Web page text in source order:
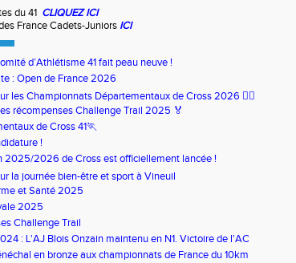
du 41 CLIQUEZ ICI
France Cadets-Juniors ICI
d’Athlétisme 41 fait peau neuve !
: Open de France 2026
les Championnats Départementaux de Cross 2026 🏃‍♀️
récompenses Challenge Trail 2025 🏅
de Cross 41🏃
!
2025/2026 de Cross est officiellement lancée !
la journée bien-être et sport à Vineuil
et Santé 2025
2025
Challenge Trail
: L'AJ Blois Onzain maintenu en N1. Victoire de l'AC
en N2Ben bronze aux championnats de France du 10km